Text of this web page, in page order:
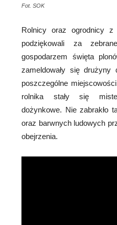
Fot. SOK
Rolnicy oraz ogrodnicy
podziękowali za
gospodarzem święta
zameldowały się drużyny
poszczególne
rolnika stały się
dożynkowe. Nie zabrakło
oraz barwnych ludowych
obejrzenia.